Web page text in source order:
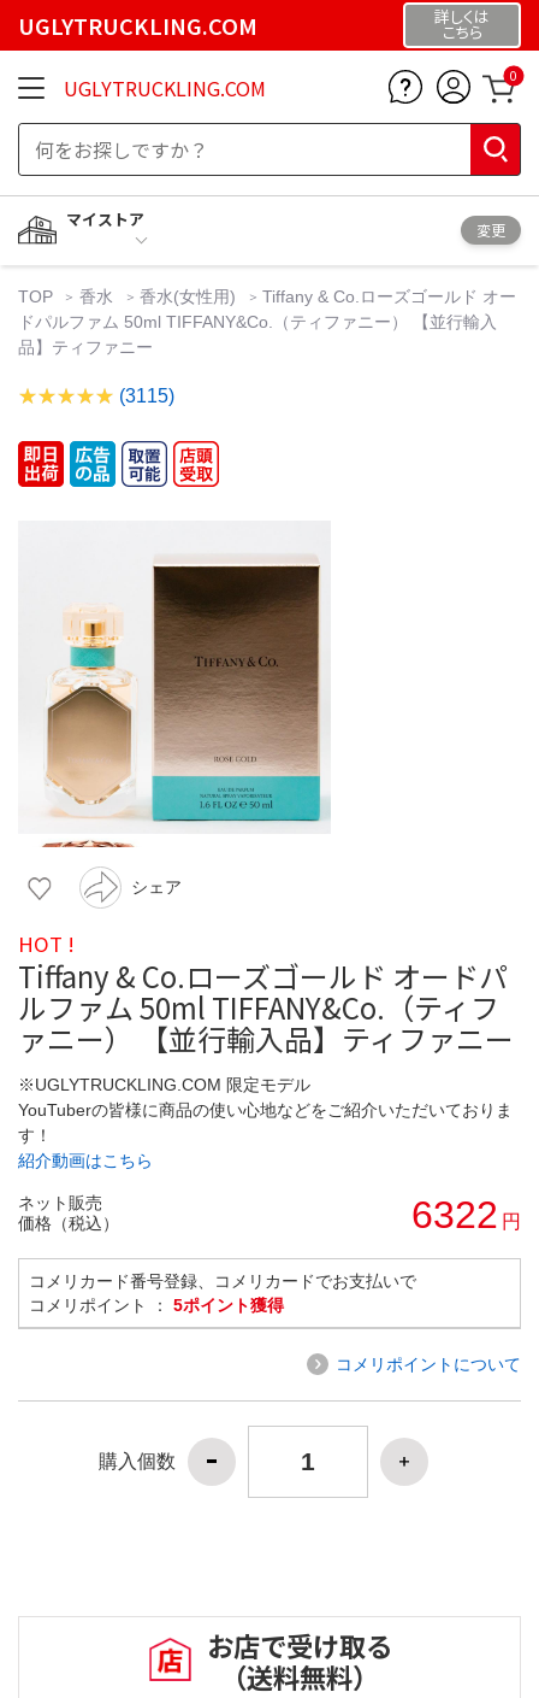
UGLYTRUCKLING.COM 詳しくは
こちら
UGLYTRUCKLING.COM 0
マイストア
変更
TOP 香水 香水(女性用)
Tiffany & Co.ローズゴールド オー
ドパルファム 50ml TIFFANY&Co.（ティファニー） 【並行輸入
品】ティファニー
(3115)
シェア
HOT !
Tiffany & Co.ローズゴールド オードパ
ルファム 50ml TIFFANY&Co.（ティフ
ァニー） 【並行輸入品】ティファニー
※UGLYTRUCKLING.COM 限定モデル
YouTuberの皆様に商品の使い心地などをご紹介いただいておりま
す！
紹介動画はこちら
ネット販売
価格（税込）
6322 円
コメリカード番号登録、コメリカードでお支払いで
コメリポイント ： 5ポイント獲得
コメリポイントについて
購入個数
お店で受け取る
（送料無料）